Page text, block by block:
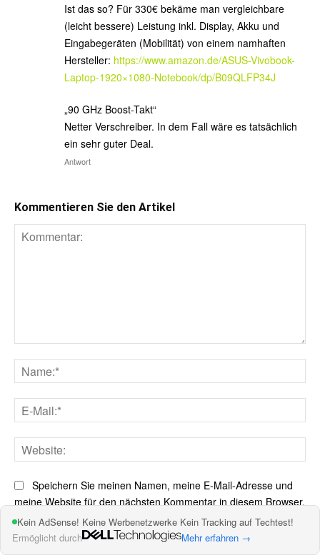
Ist das so? Für 330€ bekäme man vergleichbare
(leicht bessere) Leistung inkl. Display, Akku und
Eingabegeräten (Mobilität) von einem namhaften
Hersteller: https://www.amazon.de/ASUS-Vivobook-
Laptop-1920×1080-Notebook/dp/B09QLFP34J
„90 GHz Boost-Takt“
Netter Verschreiber. In dem Fall wäre es tatsächlich
ein sehr guter Deal.
Antwort
Kommentieren Sie den Artikel
Speichern Sie meinen Namen, meine E-Mail-Adresse und
meine Website für den nächsten Kommentar in diesem Browser.
Kein AdSense! Keine Werbenetzwerke Kein Tracking auf Techtest!
Ermöglicht durch
Mehr erfahren →